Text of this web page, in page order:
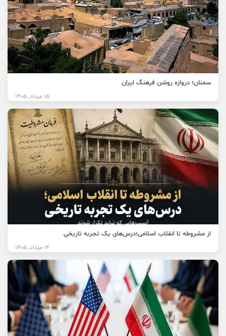
سمنان؛ دروازه روشن فرهنگ ایران
15 مرداد, 1405
از مشروطه تا انقلاب اسلامی؛درس‌های یک تجربه تاریخی
14 مرداد, 1405